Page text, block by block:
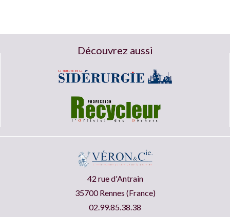
Découvrez aussi
42 rue d'Antrain
35700 Rennes (France)
02.99.85.38.38